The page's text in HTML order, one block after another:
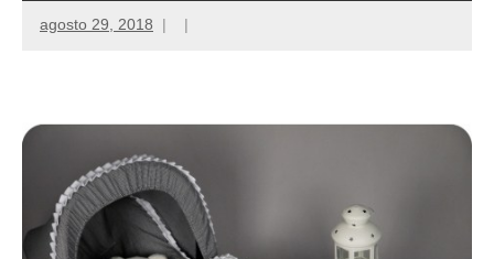
agosto 29, 2018